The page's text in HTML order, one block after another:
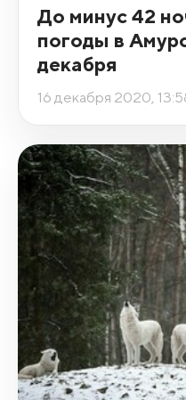
До минус 42
погоды в
декабря
16 декабря 2020,